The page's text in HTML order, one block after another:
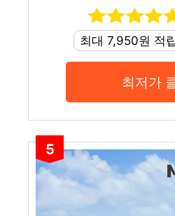
최대 7,950원 적
최저가
5